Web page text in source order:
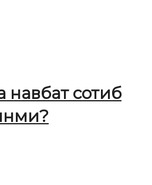
сотиб